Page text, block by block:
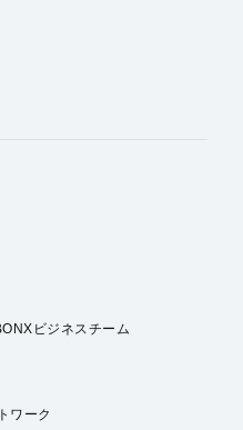
ビジネスチーム
ワーク